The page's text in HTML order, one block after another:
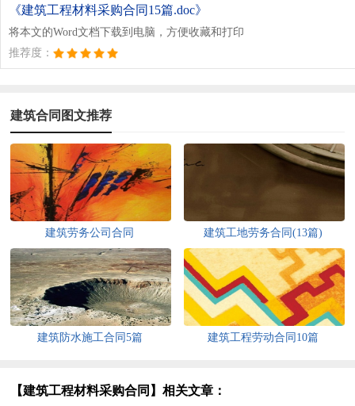
《建筑工程材料采购合同15篇.doc》
将本文的Word文档下载到电脑，方便收藏和打印
推荐度：
建筑合同图文推荐
建筑劳务公司合同 建筑工地劳务合同(13篇)
建筑防水施工合同5篇 建筑工程劳动合同10篇
【建筑工程材料采购合同】相关文章：